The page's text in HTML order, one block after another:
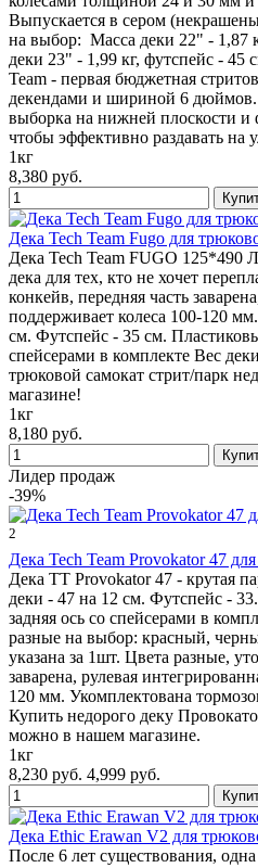
Выпускается в сером
на выбор: Масса деки 22" - 1,87
деки 23" - 1,99 кг, футспейс - 45
Team - первая бюджетная
декендами и шириной 6 дюймов.
выборка на нижней плоскости
чтобы эффективно раздавать на
1кг
8,380 руб.
Дека Tech Team Fugo для
Дека Tech Team FUGO 125*490
дека для тех, кто не хочет
конкейв, передняя часть
поддерживает колеса 100-120
см. Футспейс - 35 см.
спейсерами в комплекте Вес
трюковой самокат стрит/парк
магазине!
1кг
8,180 руб.
Лидер продаж
-39%
2
Дека Tech Team Provokator 47
Дека TT Provokator 47 - крутая
деки - 47 на 12 см. Футспейс -
задняя ось со спейсерами в
разные на выбор: красный,
указана за 1шт. Цвета разные,
заварена, рулевая
120 мм. Укомплектована
Купить недорого деку
можно в нашем магазине.
1кг
8,230 руб. 4,999 руб.
Дека Ethic Erawan V2 для
После 6 лет существования,